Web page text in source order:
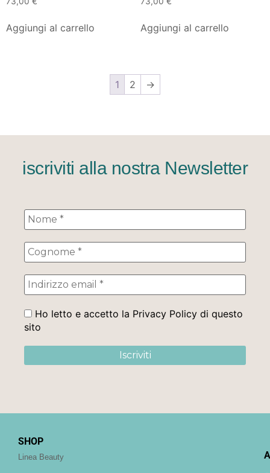
Aggiungi al carrello Aggiungi al carrello
1 2 →
iscriviti alla nostra Newsletter
Ho letto e accetto la Privacy Policy di questo
sito
SHOP
Linea Beauty